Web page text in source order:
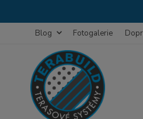
Blog Fotogalerie